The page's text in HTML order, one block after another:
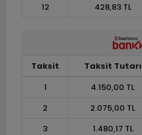
12
428,83 TL
Taksit Taksit Tutarı
1
4.150,00 TL
2
2.075,00 TL
3
1.480,17 TL